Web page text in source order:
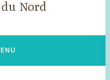
Nord